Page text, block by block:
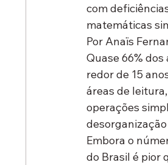
com
matemáticas
Por Anaïs
Quase 66%
redor de 15
áreas de
operações
Embora o
do Brasil é pior